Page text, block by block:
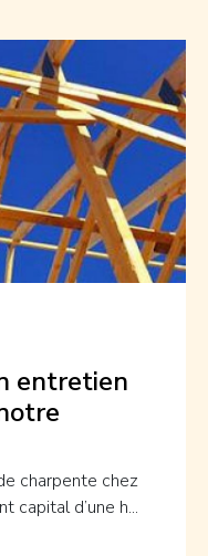
entretien
charpente chez
capital d’une h...